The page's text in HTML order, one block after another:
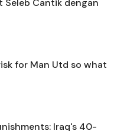
Seleb Cantik dengan
for Man Utd so what
Iraq's 40-